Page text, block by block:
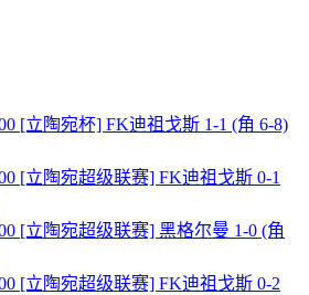
[立陶宛杯] FK迪祖戈斯 1-1 (角 6-8)
[立陶宛超级联赛] FK迪祖戈斯 0-1
[立陶宛超级联赛] 黑格尔曼 1-0 (角
[立陶宛超级联赛] FK迪祖戈斯 0-2